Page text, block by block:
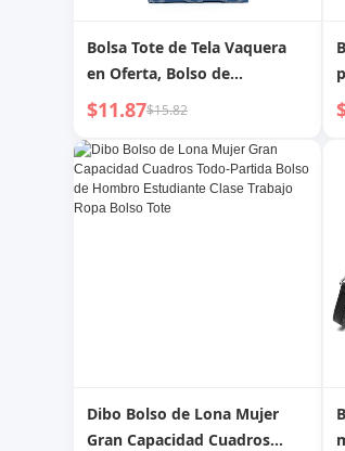
Bolsa Tote de Tela Vaquera
en Oferta, Bolso de
Diseñador para Dama, Bolso
Tote de Tela Vaquera
$11.87$15.82
Dibo Bolso de Lona Mujer
Gran Capacidad Cuadros